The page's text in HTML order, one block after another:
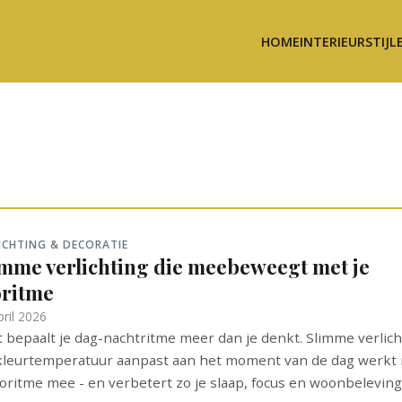
HOME
& DECORATIE
verlichting die meebeweegt met je
2026
bepaalt je dag-nachtritme meer dan je denkt. Slimme
aanpast aan het moment van de dag werkt
mee - en verbetert zo je slaap, focus en